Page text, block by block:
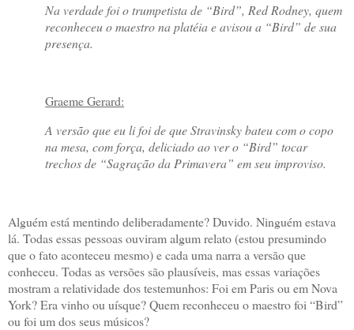
Na verdade foi o trumpetista de “Bird”, Red Rodney, quem
reconheceu o maestro na platéia e avisou a “Bird” de sua
presença.
Graeme Gerard:
A versão que eu li foi de que Stravinsky bateu com o copo
na mesa, com força, deliciado ao ver o “Bird” tocar
trechos de “Sagração da Primavera” em seu improviso.
Alguém está mentindo deliberadamente? Duvido. Ninguém estava
lá. Todas essas pessoas ouviram algum relato (estou presumindo
que o fato aconteceu mesmo) e cada uma narra a versão que
conheceu. Todas as versões são plausíveis, mas essas variações
mostram a relatividade dos testemunhos: Foi em Paris ou em Nova
York? Era vinho ou uísque? Quem reconheceu o maestro foi “Bird”
ou foi um dos seus músicos?